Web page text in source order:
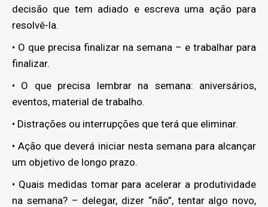
decisão que tem adiado e escreva uma ação para
resolvê-la.
• O que precisa finalizar na semana – e trabalhar para
finalizar.
• O que precisa lembrar na semana: aniversários,
eventos, material de trabalho.
• Distrações ou interrupções que terá que eliminar.
• Ação que deverá iniciar nesta semana para alcançar
um objetivo de longo prazo.
• Quais medidas tomar para acelerar a produtividade
na semana? – delegar, dizer “não”, tentar algo novo,